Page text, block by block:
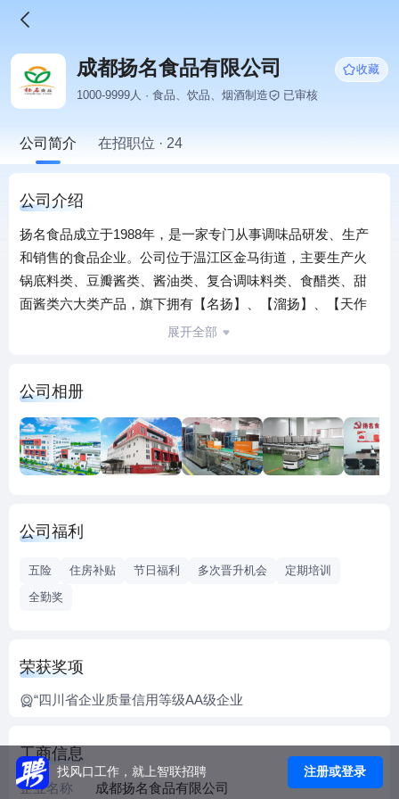
成都扬名食品有限公司
收藏
1000-9999人 · 食品、饮品、烟酒制造
已审核
公司简介 在招职位 · 24
公司介绍
扬名食品成立于1988年，是一家专门从事调味品研发、生产
和销售的食品企业。公司位于温江区金马街道，主要生产火
锅底料类、豆瓣酱类、酱油类、复合调味料类、食醋类、甜
面酱类六大类产品，旗下拥有【名扬】、【溜扬】、【天作
美】、【扬名】、【虹陈香】等多个品牌。公司通过了
级重点龙头企业"、"成都市安全文化建设示范单位"、"成都市
模范劳动关系和谐企业 AAAAA 级"等多项荣誉。经过三十多
年的创新发展，公司成功研发出"红油豆瓣"的制造技术，开创
以【名扬】品牌为代表的手工全型火锅底料新品类，现已成
型火锅底料年产值超十亿元，在保留"手工选料"的基础上，采
速发展中的现代化调味料生产企业。公司以"汇聚优秀人才，
展开全部
公司相册
公司福利
五险 住房补贴 节日福利 多次晋升机会
定期培训
全勤奖
荣获奖项
“四川省企业质量信用等级AA级企业
工商信息
企业名称 成都扬名食品有限公司
找风口工作，就上智联招聘 注册或登录